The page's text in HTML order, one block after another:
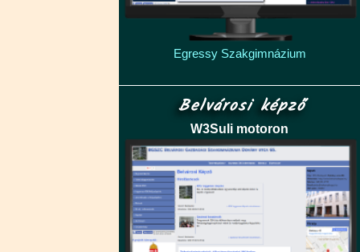
Egressy Szakgimnázium
Belvárosi képző
W3Suli motoron